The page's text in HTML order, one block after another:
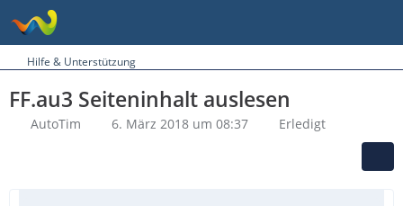
Hilfe & Unterstützung
FF.au3 Seiteninhalt auslesen
AutoTim 6. März 2018 um 08:37 Erledigt